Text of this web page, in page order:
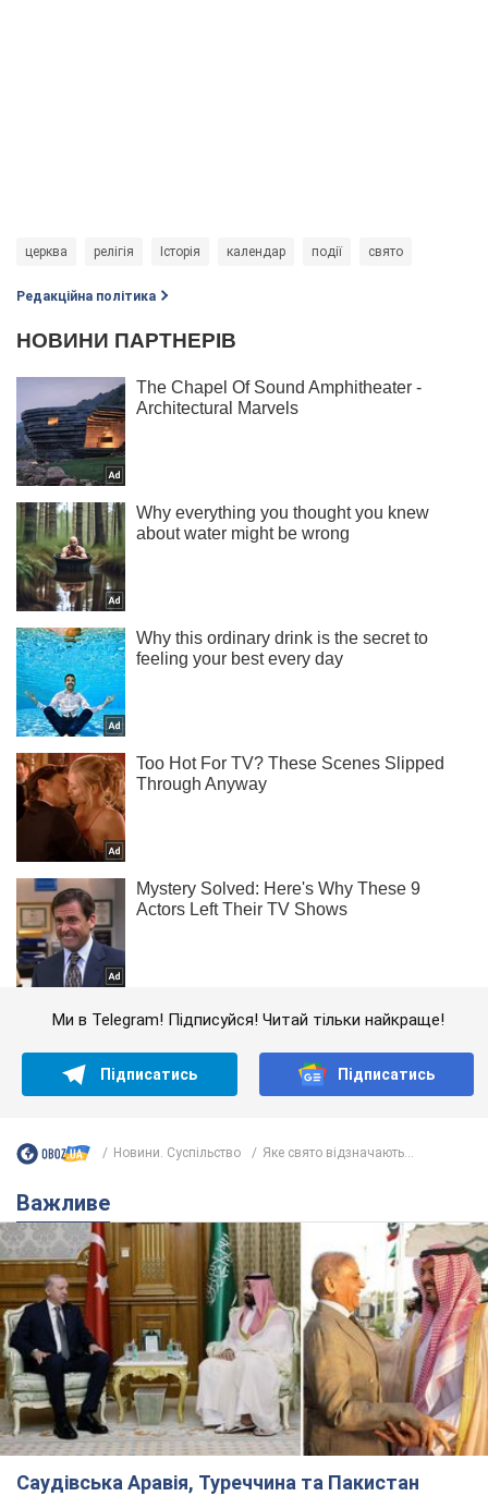
церква релігія Історія календар події свято
Редакційна політика
Ми в Telegram! Підписуйся! Читай тільки найкраще!
Підписатись Підписатись
Новини. Суспільство Яке свято відзначають...
Важливе
Саудівська Аравія, Туреччина та Пакистан